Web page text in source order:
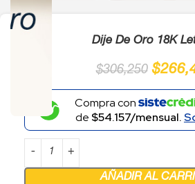
Dije De Oro 18K
$306,250 $
Compra con
de $54.157/mensual.
AÑADIR AL